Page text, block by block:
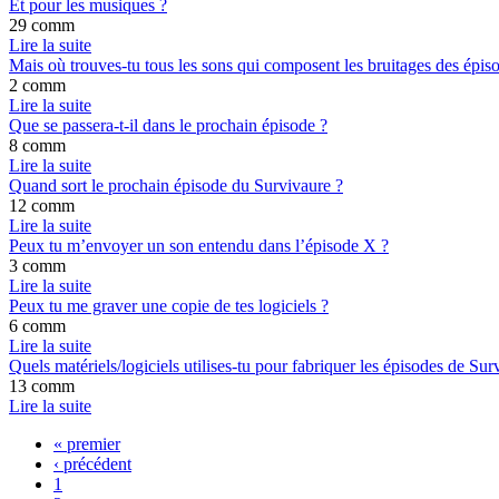
Et pour les musiques ?
29 comm
Lire la suite
Mais où trouves-tu tous les sons qui composent les bruitages des
2 comm
Lire la suite
Que se passera-t-il dans le prochain épisode ?
8 comm
Lire la suite
Quand sort le prochain épisode du Survivaure ?
12 comm
Lire la suite
Peux tu m’envoyer un son entendu dans l’épisode X ?
3 comm
Lire la suite
Peux tu me graver une copie de tes logiciels ?
6 comm
Lire la suite
Quels matériels/logiciels utilises-tu pour fabriquer les épisodes de
13 comm
Lire la suite
« premier
‹ précédent
1